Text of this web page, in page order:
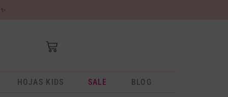
HOJAS KIDS SALE BLOG